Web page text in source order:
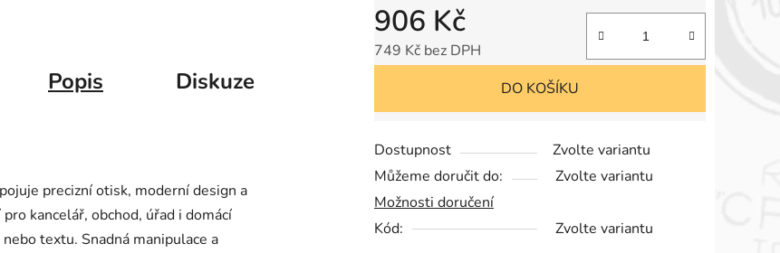
906 Kč
749 Kč bez DPH
DO KOŠÍKU
Dostupnost
Zvolte variantu
Můžeme doručit do:
Zvolte variantu
Možnosti doručení
Kód:
Zvolte variantu
Popis Diskuze
precizní otisk, moderní design a
kancelář, obchod, úřad i domácí
textu. Snadná manipulace a